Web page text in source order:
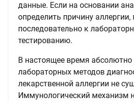
данные. Если на основании
определить причину аллергии,
последовательно к
тестированию.
В настоящее время
лабораторных методов
лекарственной аллергии не
Иммунологический механизм